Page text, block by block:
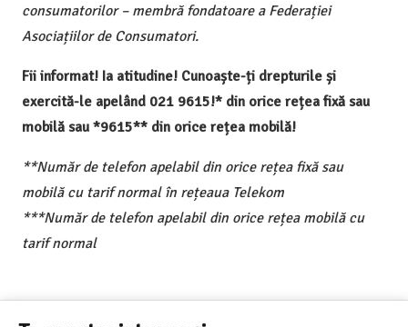
consumatorilor – membră fondatoare a Federației
Asociațiilor de Consumatori.
Fii informat! Ia atitudine! Cunoaște-ți drepturile și
exercită-le apelând 021 9615!* din orice rețea fixă sau
mobilă sau *9615** din orice rețea mobilă!
**Număr de telefon apelabil din orice rețea fixă sau
mobilă cu tarif normal în rețeaua Telekom
***Număr de telefon apelabil din orice rețea mobilă cu
tarif normal